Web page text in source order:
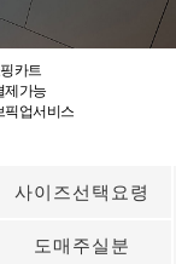
카트
제가능
픽업서비스
사이즈선택요령
도매주실분